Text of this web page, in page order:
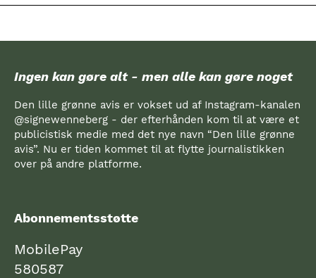
Ingen kan gøre alt - men alle kan gøre noget
Den lille grønne avis er vokset ud af Instagram-kanalen
@signewenneberg - der efterhånden kom til at være et
publicistisk medie med det nye navn “Den lille grønne
avis”. Nu er tiden kommet til at flytte journalistikken
over på andre platforme.
Abonnementsstøtte
MobilePay
580587